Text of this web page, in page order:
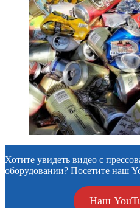
Хотите увидеть видео с
оборудовании? Посетите наш
Наш